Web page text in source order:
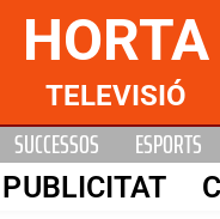
HORTA
TELEVISIÓ
SUCCESSOS ESPORTS
PUBLICITAT